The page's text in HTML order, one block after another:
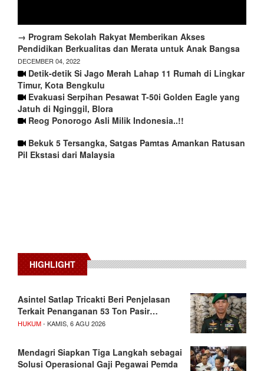
→ Program Sekolah Rakyat Memberikan Akses
Pendidikan Berkualitas dan Merata untuk Anak Bangsa
DECEMBER 04, 2022
Detik-detik Si Jago Merah Lahap 11 Rumah di Lingkar
Timur, Kota Bengkulu
Evakuasi Serpihan Pesawat T-50i Golden Eagle yang
Jatuh di Nginggil, Blora
Reog Ponorogo Asli Milik Indonesia..!!
Bekuk 5 Tersangka, Satgas Pamtas Amankan Ratusan
Pil Ekstasi dari Malaysia
HIGHLIGHT
Asintel Satlap Tricakti Beri Penjelasan
Terkait Penanganan 53 Ton Pasir…
HUKUM- KAMIS, 6 AGU 2026
Mendagri Siapkan Tiga Langkah sebagai
Solusi Operasional Gaji Pegawai Pemda